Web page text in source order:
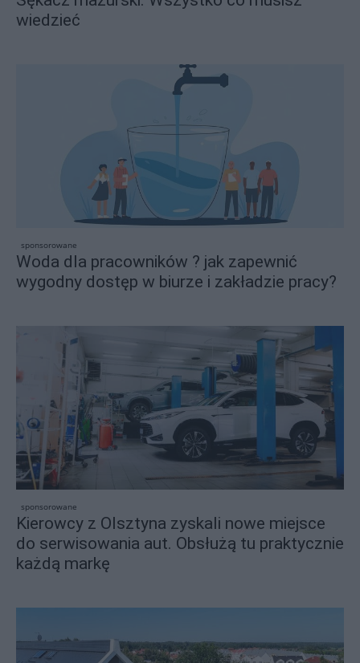
wiedzieć
sponsorowane
Woda dla pracowników ? jak zapewnić
wygodny dostęp w biurze i zakładzie pracy?
sponsorowane
Kierowcy z Olsztyna zyskali nowe miejsce
do serwisowania aut. Obsłużą tu praktycznie
każdą markę